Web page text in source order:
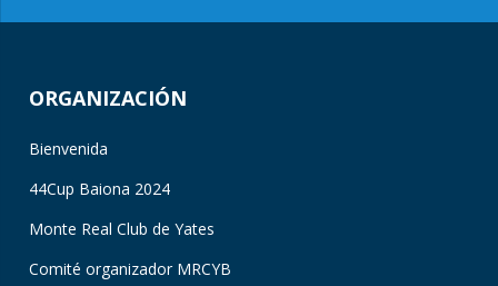
ORGANIZACIÓN
Bienvenida
44Cup Baiona 2024
Monte Real Club de Yates
Comité organizador MRCYB